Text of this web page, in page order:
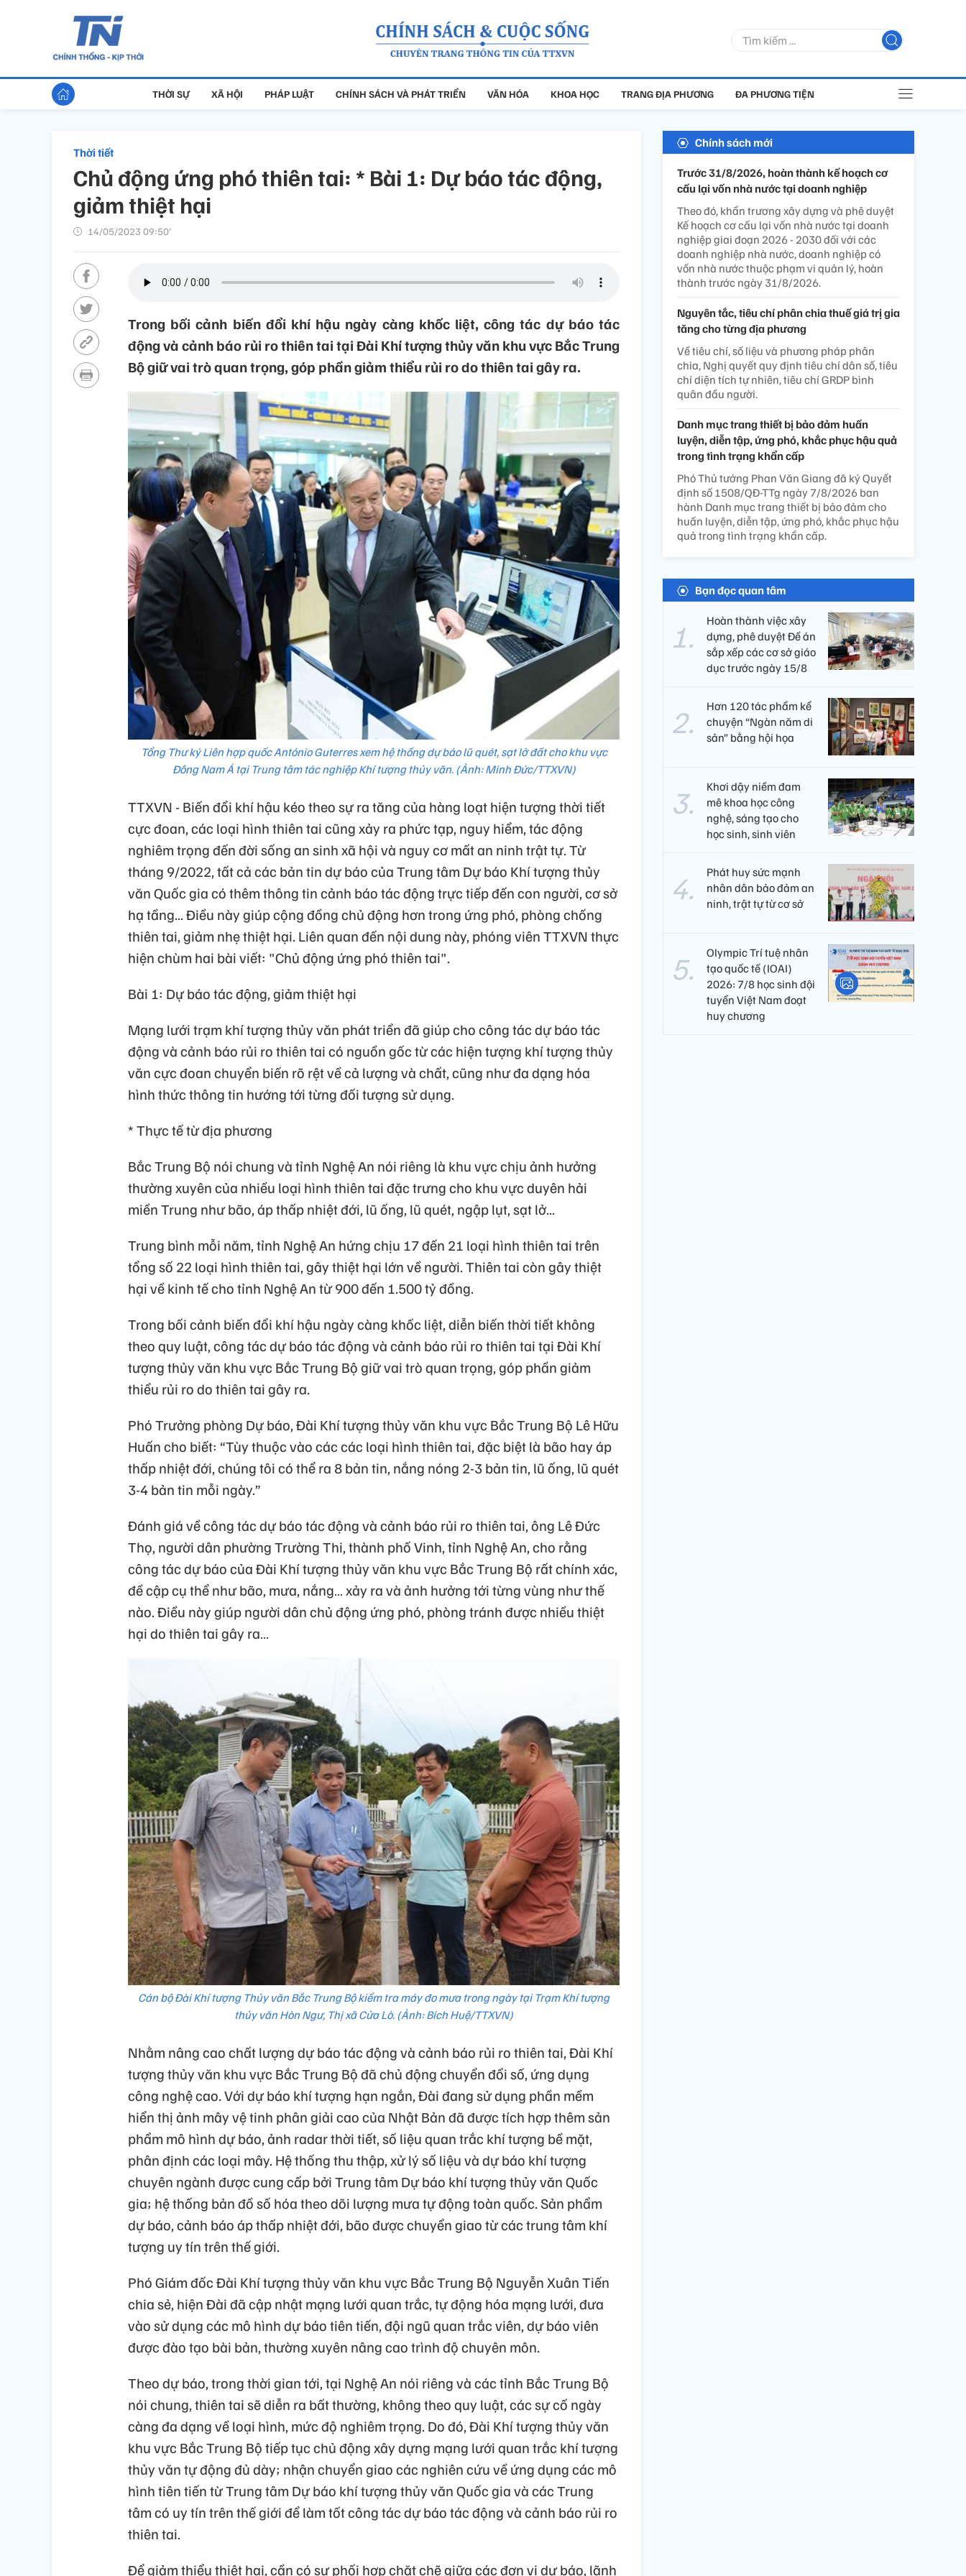
THỜI SỰ XÃ HỘI PHÁP LUẬT CHÍNH SÁCH VÀ PHÁT TRIỂN VĂN HÓA KHOA HỌC TRANG ĐỊA PHƯƠNG ĐA PHƯƠNG TIỆN
Thời tiết
Chủ động ứng phó thiên tai: * Bài 1: Dự báo tác động,
giảm thiệt hại
14/05/2023 09:50’
Trong bối cảnh biến đổi khí hậu ngày càng khốc liệt, công tác dự báo tác
động và cảnh báo rủi ro thiên tai tại Đài Khí tượng thủy văn khu vực Bắc Trung
Bộ giữ vai trò quan trọng, góp phần giảm thiểu rủi ro do thiên tai gây ra.
Tổng Thư ký Liên hợp quốc António Guterres xem hệ thống dự báo lũ quét, sạt lở đất cho khu vực
Đông Nam Á tại Trung tâm tác nghiệp Khí tượng thủy văn. (Ảnh: Minh Đức/TTXVN)
TTXVN - Biến đổi khí hậu kéo theo sự ra tăng của hàng loạt hiện tượng thời tiết
cực đoan, các loại hình thiên tai cũng xảy ra phức tạp, nguy hiểm, tác động
nghiêm trọng đến đời sống an sinh xã hội và nguy cơ mất an ninh trật tự. Từ
tháng 9/2022, tất cả các bản tin dự báo của Trung tâm Dự báo Khí tượng thủy
văn Quốc gia có thêm thông tin cảnh báo tác động trực tiếp đến con người, cơ sở
hạ tầng... Điều này giúp cộng đồng chủ động hơn trong ứng phó, phòng chống
thiên tai, giảm nhẹ thiệt hại. Liên quan đến nội dung này, phóng viên TTXVN thực
hiện chùm hai bài viết: "Chủ động ứng phó thiên tai".
Bài 1: Dự báo tác động, giảm thiệt hại
Mạng lưới trạm khí tượng thủy văn phát triển đã giúp cho công tác dự báo tác
động và cảnh báo rủi ro thiên tai có nguồn gốc từ các hiện tượng khí tượng thủy
văn cực đoan chuyển biến rõ rệt về cả lượng và chất, cũng như đa dạng hóa
hình thức thông tin hướng tới từng đối tượng sử dụng.
* Thực tế từ địa phương
Bắc Trung Bộ nói chung và tỉnh Nghệ An nói riêng là khu vực chịu ảnh hưởng
thường xuyên của nhiều loại hình thiên tai đặc trưng cho khu vực duyên hải
miền Trung như bão, áp thấp nhiệt đới, lũ ống, lũ quét, ngập lụt, sạt lở...
Trung bình mỗi năm, tỉnh Nghệ An hứng chịu 17 đến 21 loại hình thiên tai trên
tổng số 22 loại hình thiên tai, gây thiệt hại lớn về người. Thiên tai còn gây thiệt
hại về kinh tế cho tỉnh Nghệ An từ 900 đến 1.500 tỷ đồng.
Trong bối cảnh biến đổi khí hậu ngày càng khốc liệt, diễn biến thời tiết không
theo quy luật, công tác dự báo tác động và cảnh báo rủi ro thiên tai tại Đài Khí
tượng thủy văn khu vực Bắc Trung Bộ giữ vai trò quan trọng, góp phần giảm
thiểu rủi ro do thiên tai gây ra.
Phó Trưởng phòng Dự báo, Đài Khí tượng thủy văn khu vực Bắc Trung Bộ Lê Hữu
Huấn cho biết: “Tùy thuộc vào các các loại hình thiên tai, đặc biệt là bão hay áp
thấp nhiệt đới, chúng tôi có thể ra 8 bản tin, nắng nóng 2-3 bản tin, lũ ống, lũ quét
3-4 bản tin mỗi ngày.”
Đánh giá về công tác dự báo tác động và cảnh báo rủi ro thiên tai, ông Lê Đức
Thọ, người dân phường Trường Thi, thành phố Vinh, tỉnh Nghệ An, cho rằng
công tác dự báo của Đài Khí tượng thủy văn khu vực Bắc Trung Bộ rất chính xác,
đề cập cụ thể như bão, mưa, nắng… xảy ra và ảnh hưởng tới từng vùng như thế
nào. Điều này giúp người dân chủ động ứng phó, phòng tránh được nhiều thiệt
hại do thiên tai gây ra…
Cán bộ Đài Khí tượng Thủy văn Bắc Trung Bộ kiểm tra máy đo mưa trong ngày tại Trạm Khí tượng
thủy văn Hòn Ngư, Thị xã Cửa Lò. (Ảnh: Bích Huệ/TTXVN)
Nhằm nâng cao chất lượng dự báo tác động và cảnh báo rủi ro thiên tai, Đài Khí
tượng thủy văn khu vực Bắc Trung Bộ đã chủ động chuyển đổi số, ứng dụng
công nghệ cao. Với dự báo khí tượng hạn ngắn, Đài đang sử dụng phần mềm
hiển thị ảnh mây vệ tinh phân giải cao của Nhật Bản đã được tích hợp thêm sản
phẩm mô hình dự báo, ảnh radar thời tiết, số liệu quan trắc khí tượng bề mặt,
phân định các loại mây. Hệ thống thu thập, xử lý số liệu và dự báo khí tượng
chuyên ngành được cung cấp bởi Trung tâm Dự báo khí tượng thủy văn Quốc
gia; hệ thống bản đồ số hóa theo dõi lượng mưa tự động toàn quốc. Sản phẩm
dự báo, cảnh báo áp thấp nhiệt đới, bão được chuyển giao từ các trung tâm khí
tượng uy tín trên thế giới.
Phó Giám đốc Đài Khí tượng thủy văn khu vực Bắc Trung Bộ Nguyễn Xuân Tiến
chia sẻ, hiện Đài đã cập nhật mạng lưới quan trắc, tự động hóa mạng lưới, đưa
vào sử dụng các mô hình dự báo tiên tiến, đội ngũ quan trắc viên, dự báo viên
được đào tạo bài bản, thường xuyên nâng cao trình độ chuyên môn.
Theo dự báo, trong thời gian tới, tại Nghệ An nói riêng và các tỉnh Bắc Trung Bộ
nói chung, thiên tai sẽ diễn ra bất thường, không theo quy luật, các sự cố ngày
càng đa dạng về loại hình, mức độ nghiêm trọng. Do đó, Đài Khí tượng thủy văn
khu vực Bắc Trung Bộ tiếp tục chủ động xây dựng mạng lưới quan trắc khí tượng
thủy văn tự động đủ dày; nhận chuyển giao các nghiên cứu về ứng dụng các mô
hình tiên tiến từ Trung tâm Dự báo khí tượng thủy văn Quốc gia và các Trung
tâm có uy tín trên thế giới để làm tốt công tác dự báo tác động và cảnh báo rủi ro
thiên tai.
Để giảm thiểu thiệt hại, cần có sự phối hợp chặt chẽ giữa các đơn vị dự báo, lãnh
Chính sách mới
Trước 31/8/2026, hoàn thành kế hoạch cơ
cấu lại vốn nhà nước tại doanh nghiệp
Theo đó, khẩn trương xây dựng và phê duyệt
Kế hoạch cơ cấu lại vốn nhà nước tại doanh
nghiệp giai đoạn 2026 - 2030 đối với các
doanh nghiệp nhà nước, doanh nghiệp có
vốn nhà nước thuộc phạm vi quản lý, hoàn
thành trước ngày 31/8/2026.
Nguyên tắc, tiêu chí phân chia thuế giá trị gia
tăng cho từng địa phương
Về tiêu chí, số liệu và phương pháp phân
chia, Nghị quyết quy định tiêu chí dân số, tiêu
chí diện tích tự nhiên, tiêu chí GRDP bình
quân đầu người.
Danh mục trang thiết bị bảo đảm huấn
luyện, diễn tập, ứng phó, khắc phục hậu quả
trong tình trạng khẩn cấp
Phó Thủ tướng Phan Văn Giang đã ký Quyết
định số 1508/QĐ-TTg ngày 7/8/2026 ban
hành Danh mục trang thiết bị bảo đảm cho
huấn luyện, diễn tập, ứng phó, khắc phục hậu
quả trong tình trạng khẩn cấp.
Bạn đọc quan tâm
Hoàn thành việc xây
dựng, phê duyệt Đề án
sắp xếp các cơ sở giáo
dục trước ngày 15/8
Hơn 120 tác phẩm kể
chuyện “Ngàn năm di
sản” bằng hội họa
Khơi dậy niềm đam
mê khoa học công
nghệ, sáng tạo cho
học sinh, sinh viên
Phát huy sức mạnh
nhân dân bảo đảm an
ninh, trật tự từ cơ sở
Olympic Trí tuệ nhân
tạo quốc tế (IOAI)
2026: 7/8 học sinh đội
tuyển Việt Nam đoạt
huy chương